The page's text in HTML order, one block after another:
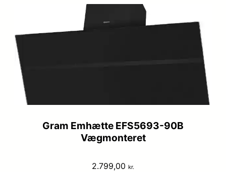
Gram Emhætte EFS5693-90B
Vægmonteret
2.799,00 kr.